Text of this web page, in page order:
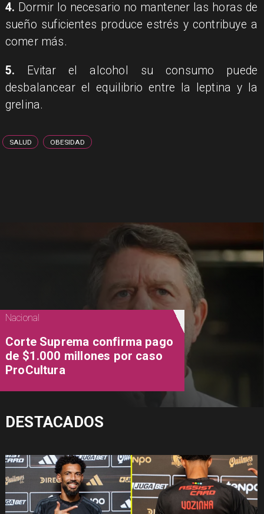
4. Dormir lo necesario no mantener las horas de
sueño suficientes produce estrés y contribuye a
comer más.
5.
Evitar el alcohol su consumo puede
desbalancear el equilibrio entre la leptina y la
grelina.
SALUD OBESIDAD
Nacional
Corte Suprema confirma pago
de $1.000 millones por caso
ProCultura
DESTACADOS